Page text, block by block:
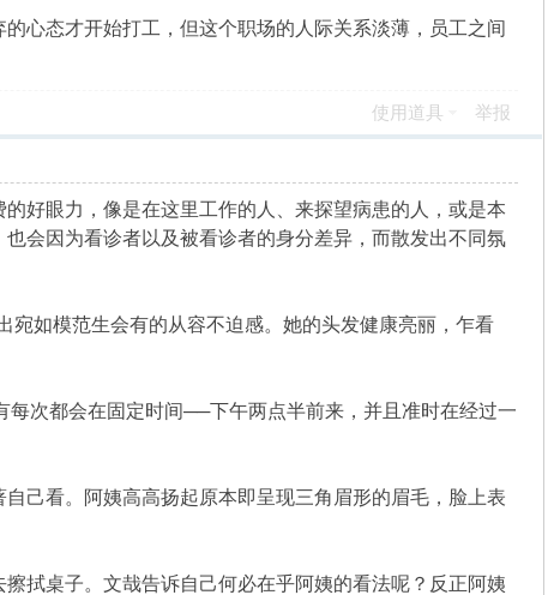
态才开始打工，但这个职场的人际关系淡薄，员工之间
使用道具 举报
好眼力，像是在这里工作的人、来探望病患的人，或是本
会因为看诊者以及被看诊者的身分差异，而散发出不同氛
如模范生会有的从容不迫感。她的头发健康亮丽，乍看
次都会在固定时间──下午两点半前来，并且准时在经过一
己看。阿姨高高扬起原本即呈现三角眉形的眉毛，脸上表
拭桌子。文哉告诉自己何必在乎阿姨的看法呢？反正阿姨